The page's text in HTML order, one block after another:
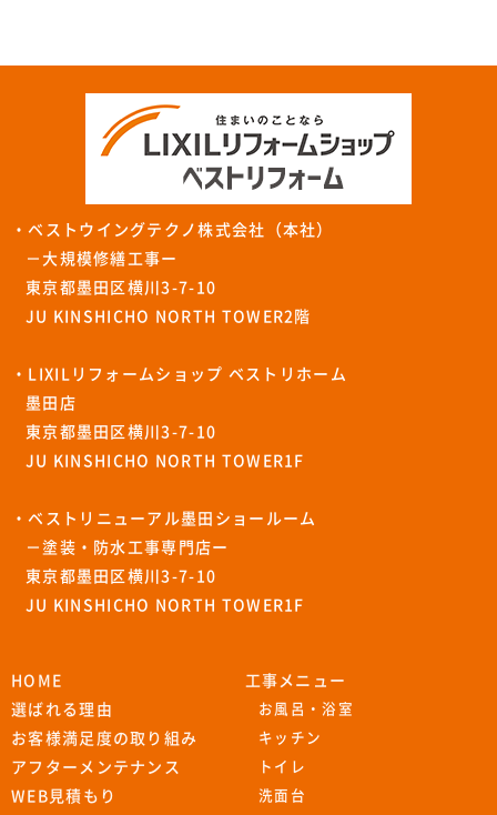
・ベストウイングテクノ株式会社（本社）
－大規模修繕工事ー
東京都墨田区横川3-7-10
JU KINSHICHO NORTH TOWER2階
・LIXILリフォームショップ ベストリホーム
墨田店
東京都墨田区横川3-7-10
JU KINSHICHO NORTH TOWER1F
・ベストリニューアル墨田ショールーム
－塗装・防水工事専門店ー
東京都墨田区横川3-7-10
JU KINSHICHO NORTH TOWER1F
HOME
選ばれる理由
お客様満足度の取り組み
アフターメンテナンス
WEB見積もり
工事メニュー
お風呂・浴室
キッチン
トイレ
洗面台